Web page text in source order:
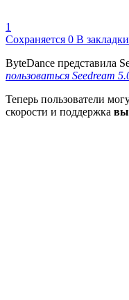
1
Сохраняется 0 В закладки
ByteDance представила
пользоваться Seedream
Теперь пользователи
скорости и поддержка